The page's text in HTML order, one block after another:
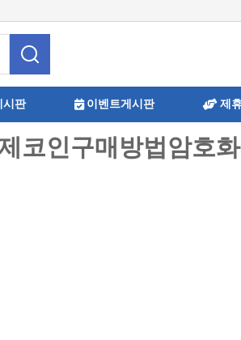
시판 이벤트게시판 제
코인구매방법암호